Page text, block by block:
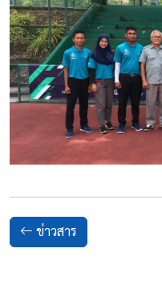
ข่าวสาร